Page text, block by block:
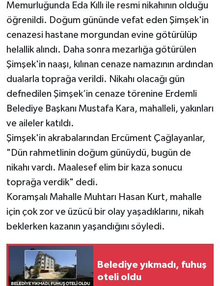
Memurluğunda Eda Kıllı ile resmi nikahının olduğu
öğrenildi. Doğum gününde vefat eden Şimşek'in
cenazesi hastane morgundan evine götürülüp
helallik alındı. Daha sonra mezarlığa götürülen
Şimşek'in naaşı, kılınan cenaze namazının ardından
dualarla toprağa verildi. Nikahı olacağı gün
defnedilen Şimşek’in cenaze törenine Erdemli
Belediye Başkanı Mustafa Kara, mahalleli, yakınları
ve aileler katıldı.
Şimşek'in akrabalarından Ercüment Çağlayanlar,
"Dün rahmetlinin doğum günüydü, bugün de
nikahı vardı. Maalesef elim bir kaza sonucu
toprağa verdik" dedi.
Koramşalı Mahalle Muhtarı Hasan Kurt, mahalle
için çok zor ve üzücü bir olay yaşadıklarını, nikah
beklerken kazanın yaşandığını söyledi.
Belediye yıkmadı, fuhuş
oteli oldu